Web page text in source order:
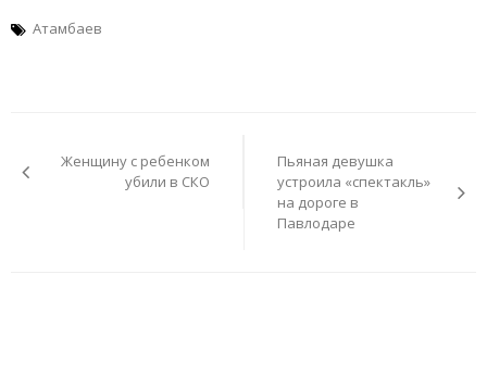
Атамбаев
записямЖенщину с ребенком
убили в СКО
Пьяная девушка
устроила «спектакль»
на дороге в
Павлодаре